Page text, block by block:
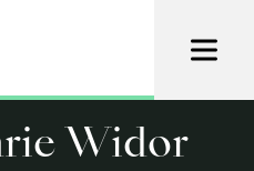
Widor